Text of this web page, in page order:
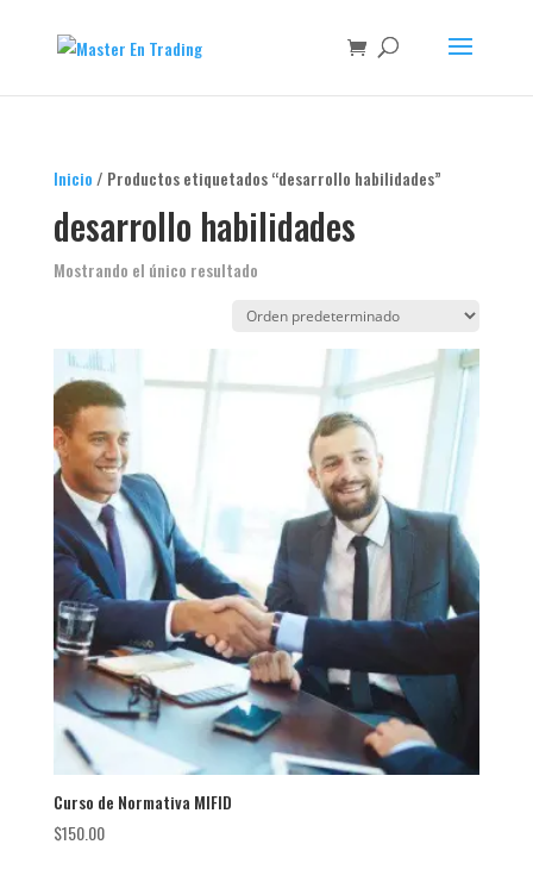
Inicio / Productos etiquetados “desarrollo habilidades”
desarrollo habilidades
Mostrando el único resultado
Curso de Normativa MIFID
$150.00